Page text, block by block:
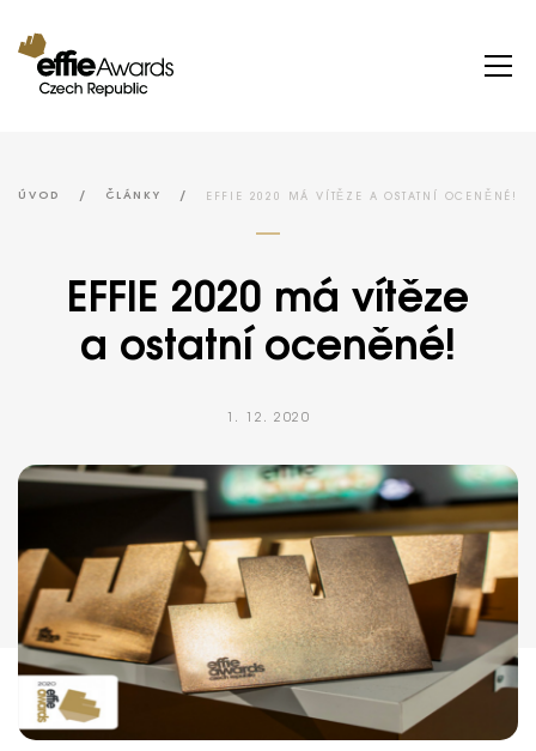
ÚVOD / ČLÁNKY / EFFIE 2020 MÁ VÍTĚZE A OSTATNÍ OCENĚNÉ!
EFFIE 2020 má vítěze
a ostatní oceněné!
1. 12. 2020